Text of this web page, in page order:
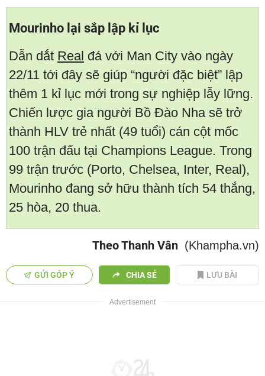
Mourinho lại sắp lập kỉ lục
Dẫn dắt Real đá với Man City vào ngày
22/11 tới đây sẽ giúp “người đặc biệt” lập
thêm 1 kỉ lục mới trong sự nghiệp lẫy lững.
Chiến lược gia người Bồ Đào Nha sẽ trở
thành HLV trẻ nhất (49 tuổi) cán cột mốc
100 trận đấu tại Champions League. Trong
99 trận trước (Porto, Chelsea, Inter, Real),
Mourinho đang sở hữu thành tích 54 thắng,
25 hòa, 20 thua.
Theo Thanh Vân (Khampha.vn)
GỬI GÓP Ý CHIA SẺ LƯU BÀI